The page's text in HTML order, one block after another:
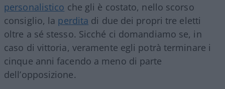
personalistico che gli è costato, nello scorso
consiglio, la perdita di due dei propri tre eletti
oltre a sé stesso. Sicché ci domandiamo se, in
caso di vittoria, veramente egli potrà terminare i
cinque anni facendo a meno di parte
dell’opposizione.